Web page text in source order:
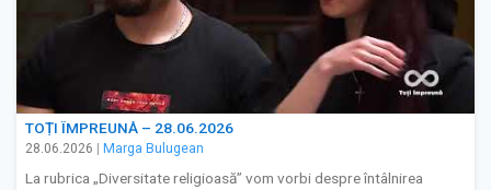
TOȚI ÎMPREUNĂ – 28.06.2026
28.06.2026 Marga Bulugean
La rubrica „Diversitate religioasă” vom vorbi despre întâlnirea